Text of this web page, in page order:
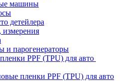
машины
детейлера
измерения
и парогенераторы
PPF (TPU) для авто
пленки PPF (TPU) для авто